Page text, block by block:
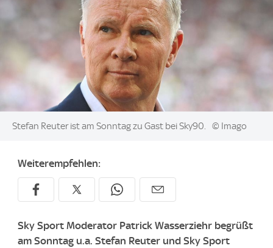
Image:
Stefan Reuter ist am Sonntag zu Gast bei Sky90. © Imago
Weiterempfehlen:
Sky Sport Moderator Patrick Wasserziehr begrüßt
am Sonntag u.a. Stefan Reuter und Sky Sport